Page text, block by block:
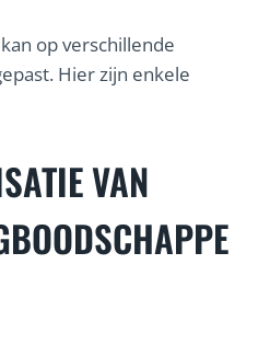
op verschillende
Hier zijn enkele
VAN